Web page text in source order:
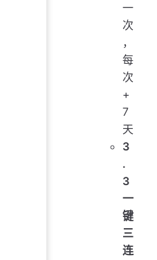
一
次
，
每
次
+
7
天
3
.
3
一
键
三
连